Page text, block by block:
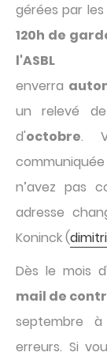
gérées par
120h de
l'ASBL
enverra
un relevé
d'octobre.
n’avez pas
adresse
Koninck (
Dès le mois d'
mail de
septembre
erreurs. Si